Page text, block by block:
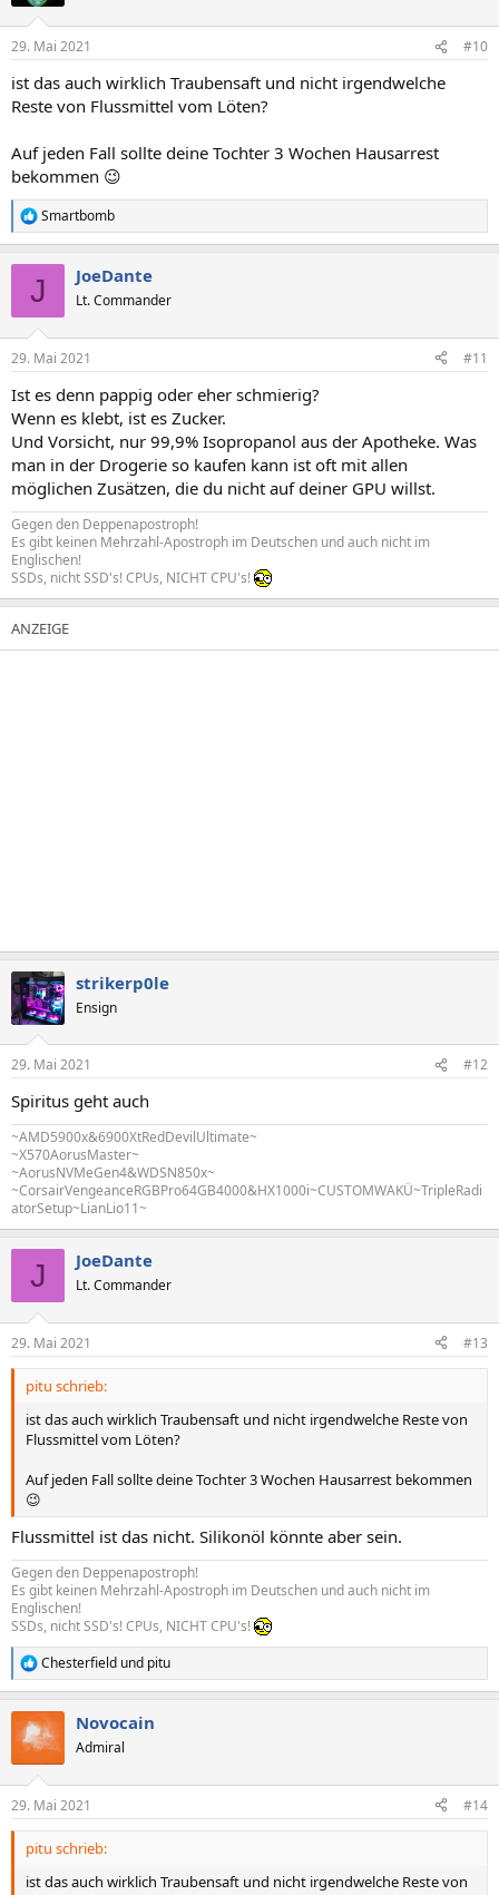
29. Mai 2021 #10
ist das auch wirklich Traubensaft und nicht irgendwelche
Reste von Flussmittel vom Löten?
Auf jeden Fall sollte deine Tochter 3 Wochen Hausarrest
bekommen 😉
R
e
e
:
Smartbomb
J JoeDante
Lt. Commander
29. Mai 2021 #11
Ist es denn pappig oder eher schmierig?
Wenn es klebt, ist es Zucker.
Und Vorsicht, nur 99,9% Isopropanol aus der Apotheke. Was
man in der Drogerie so kaufen kann ist oft mit allen
möglichen Zusätzen, die du nicht auf deiner GPU willst.
Gegen den Deppenapostroph!
Es gibt keinen Mehrzahl-Apostroph im Deutschen und auch nicht im
Englischen!
SSDs, nicht SSD's! CPUs, NICHT CPU's!
strikerp0le
Ensign
29. Mai 2021 #12
Spiritus geht auch
~AMD5900x&6900XtRedDevilUltimate~
~X570AorusMaster~
~AorusNVMeGen4&WDSN850x~
~CorsairVengeanceRGBPro64GB4000&HX1000i~CUSTOMWAKÜ~TripleRadi
atorSetup~LianLio11~
J JoeDante
Lt. Commander
29. Mai 2021 #13
pitu schrieb:
ist das auch wirklich Traubensaft und nicht irgendwelche Reste von
Flussmittel vom Löten?
Auf jeden Fall sollte deine Tochter 3 Wochen Hausarrest bekommen
😉
Flussmittel ist das nicht. Silikonöl könnte aber sein.
Gegen den Deppenapostroph!
Es gibt keinen Mehrzahl-Apostroph im Deutschen und auch nicht im
Englischen!
SSDs, nicht SSD's! CPUs, NICHT CPU's!
R
e
k
t
i
e
n
Chesterfield und pitu
Novocain
Admiral
29. Mai 2021 #14
pitu schrieb:
ist das auch wirklich Traubensaft und nicht irgendwelche Reste von